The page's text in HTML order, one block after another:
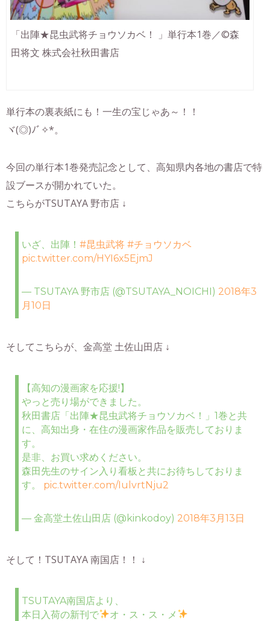
「出陣★昆虫武将チョウソカベ！ 」単行本1巻／©森
田将文 株式会社秋田書店
単行本の裏表紙にも！一生の宝じゃあ～！！
ヾ(◎)ﾉﾞ✧*。
今回の単行本1巻発売記念として、高知県内各地の書店で特
設ブースが開かれていた。
こちらがTSUTAYA 野市店 ↓
いざ、出陣！ #昆虫武将 #チョウソカベ
pic.twitter.com/HYI6x5EjmJ
— TSUTAYA 野市店 (@TSUTAYA_NOICHI) 2018年3
月10日
そしてこちらが、金高堂 土佐山田店 ↓
【高知の漫画家を応援!】
やっと売り場ができました。
秋田書店「出陣★昆虫武将チョウソカベ！」1巻と共
に、高知出身・在住の漫画家作品を販売しておりま
す。
是非、お買い求めください。
森田先生のサイン入り看板と共にお待ちしておりま
す。 pic.twitter.com/IulvrtNju2
— 金高堂土佐山田店 (@kinkodoy) 2018年3月13日
そして！TSUTAYA 南国店！！ ↓
TSUTAYA南国店より、
本日入荷の新刊で
オ・ス・ス・メ